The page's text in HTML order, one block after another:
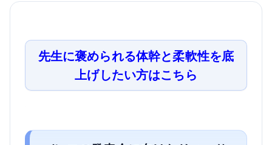
先生に褒められる体幹と柔軟性を底
上げしたい方はこちら